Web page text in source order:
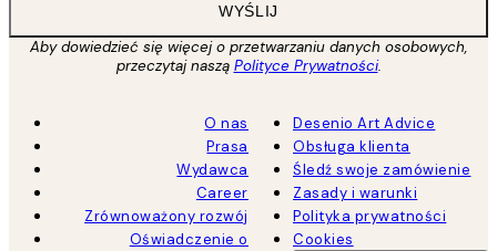
WYŚLIJ
Aby dowiedzieć się więcej o przetwarzaniu danych osobowych,
przeczytaj naszą Polityce Prywatności.
O nas
Prasa
Wydawca
Career
Zrównoważony rozwój
Oświadczenie o
Desenio Art Advice
Obsługa klienta
Śledź swoje zamówienie
Zasady i warunki
Polityka prywatności
Cookies